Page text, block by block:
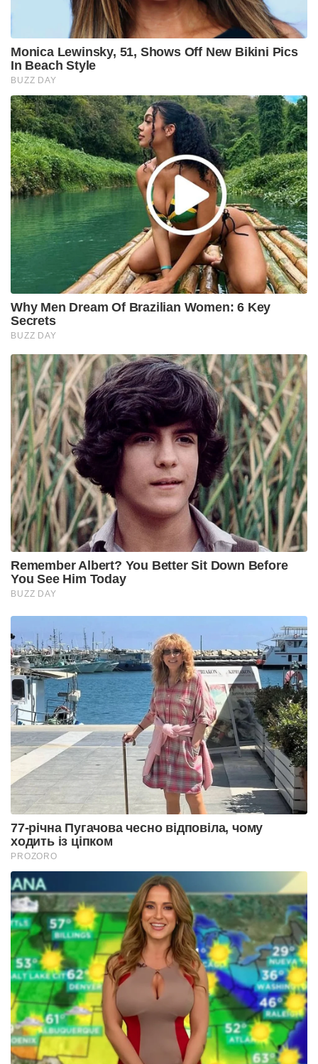
Monica Lewinsky, 51, Shows Off New Bikini Pics
In Beach Style
BUZZ DAY
Why Men Dream Of Brazilian Women: 6 Key
Secrets
BUZZ DAY
Remember Albert? You Better Sit Down Before
You See Him Today
BUZZ DAY
77-річна Пугачова чесно відповіла, чому
ходить із ціпком
PROZORO